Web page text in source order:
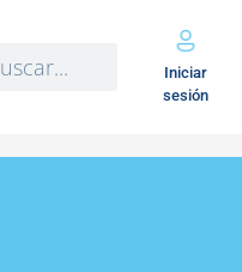
Iniciar
sesión